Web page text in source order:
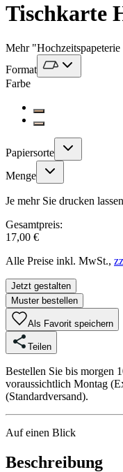
Tischkarte
Mehr"
Format
Farbe
Papiersorte
Menge
Je mehr Sie drucken
Gesamtpreis:
17,00 €
Alle Preise inkl. MwSt.,
Jetzt gestalten
Muster bestellen
Als Favorit speichern
Teilen
Bestellen Sie bis morgen
voraussichtlich Montag
(Standardversand).
Auf einen Blick
Beschreibung